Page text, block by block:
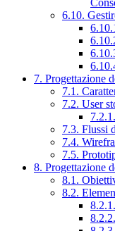
6.10.
7. Progettazione
7.1.
7.2. User
7.3. Flussi
7.4.
7.5.
8. Progettazione
8.1.
8.2.